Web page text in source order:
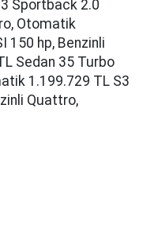
Sportback 2.0
Otomatik
150 hp, Benzinli
Sedan 35 Turbo
1.199.729 TL S3
Quattro,